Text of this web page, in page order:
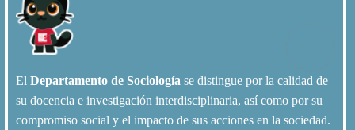
El Departamento de Sociología se distingue por la calidad de
su docencia e investigación interdisciplinaria, así como por su
compromiso social y el impacto de sus acciones en la sociedad.